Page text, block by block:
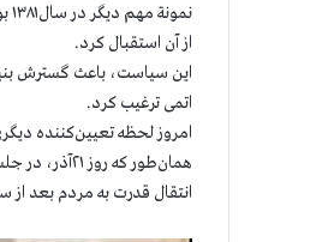
از آن استقبال کرد.
این سیاست، باعث گسترش
اتمی ترغیب کرد.
امروز لحظه تعیین‌کننده
همان‌طور که
انتقال قدرت به مردم بعد از